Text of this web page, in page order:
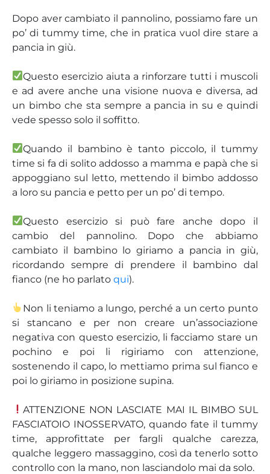
Dopo aver cambiato il pannolino, possiamo fare un
po’ di tummy time, che in pratica vuol dire stare a
pancia in giù.
Questo esercizio aiuta a rinforzare tutti i muscoli
e ad avere anche una visione nuova e diversa, ad
un bimbo che sta sempre a pancia in su e quindi
vede spesso solo il soffitto.
Quando il bambino è tanto piccolo, il tummy
time si fa di solito addosso a mamma e papà che si
appoggiano sul letto, mettendo il bimbo addosso
a loro su pancia e petto per un po’ di tempo.
Questo esercizio si può fare anche dopo il
cambio del pannolino. Dopo che abbiamo
cambiato il bambino lo giriamo a pancia in giù,
ricordando sempre di prendere il bambino dal
fianco (ne ho parlato qui).
Non li teniamo a lungo, perché a un certo punto
si stancano e per non creare un’associazione
negativa con questo esercizio, li facciamo stare un
pochino e poi li rigiriamo con attenzione,
sostenendo il capo, lo mettiamo prima sul fianco e
poi lo giriamo in posizione supina.
ATTENZIONE NON LASCIATE MAI IL BIMBO SUL
FASCIATOIO INOSSERVATO, quando fate il tummy
time, approfittate per fargli qualche carezza,
qualche leggero massaggino, così da tenerlo sotto
controllo con la mano, non lasciandolo mai da solo.